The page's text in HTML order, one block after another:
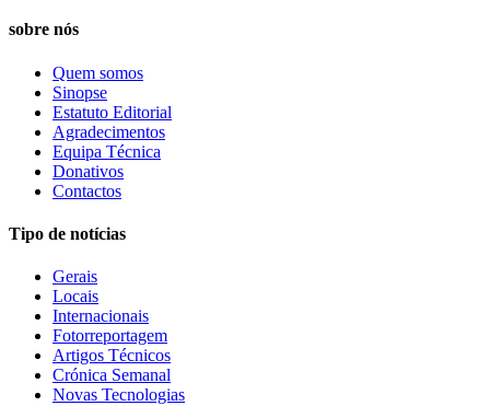
sobre nós
Quem somos
Sinopse
Estatuto Editorial
Agradecimentos
Equipa Técnica
Donativos
Contactos
Tipo de notícias
Gerais
Locais
Internacionais
Fotorreportagem
Artigos Técnicos
Crónica Semanal
Novas Tecnologias